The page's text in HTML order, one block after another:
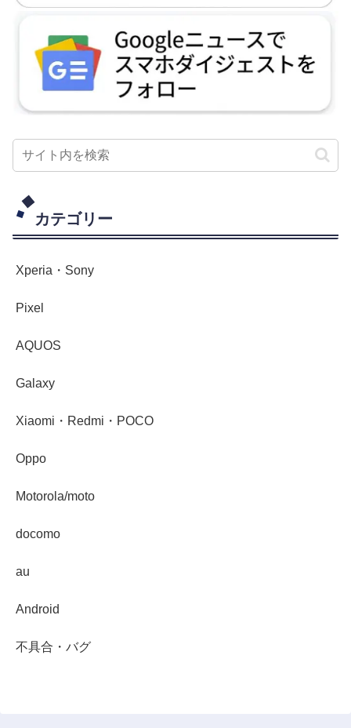
カテゴリー
Xperia・Sony
Pixel
AQUOS
Galaxy
Xiaomi・Redmi・POCO
Oppo
Motorola/moto
docomo
au
Android
不具合・バグ